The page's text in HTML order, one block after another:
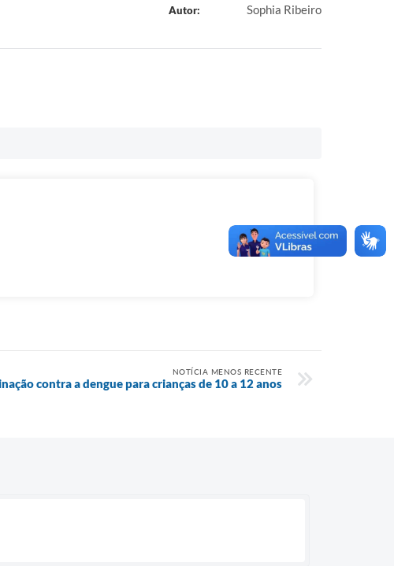
Autor: Sophia Ribeiro
NOTÍCIA MENOS RECENTE
contra a dengue para crianças de 10 a 12 anos